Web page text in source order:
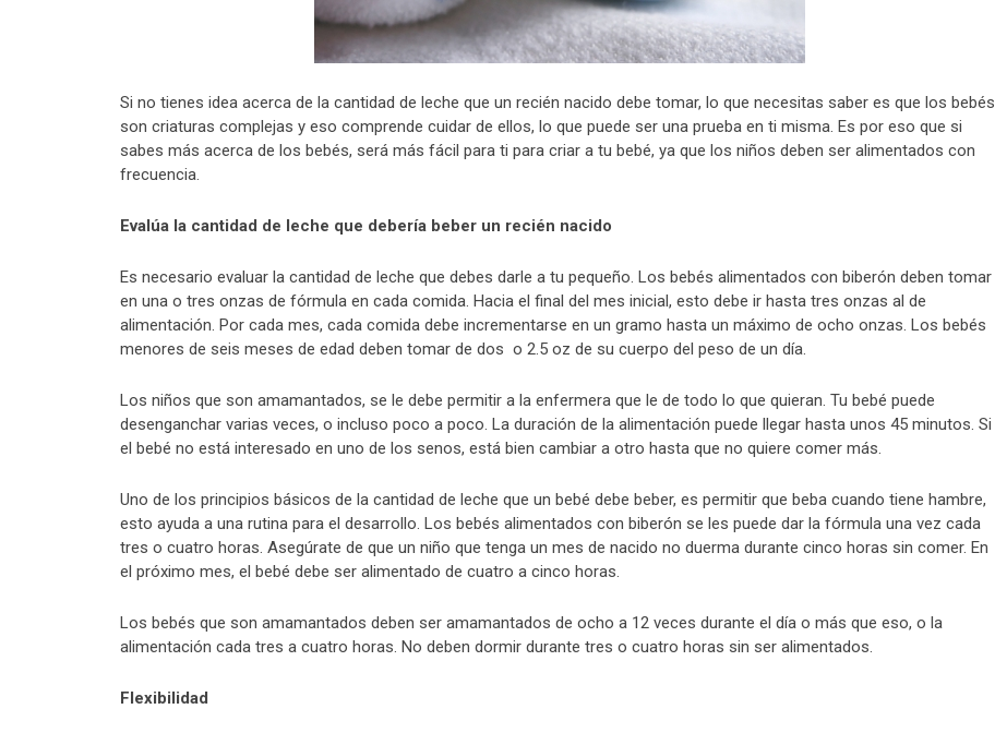
Si no tienes idea acerca de la cantidad de leche que un recién nacido debe tomar, lo que necesitas saber es que los bebés
son criaturas complejas y eso comprende cuidar de ellos, lo que puede ser una prueba en ti misma. Es por eso que si
sabes más acerca de los bebés, será más fácil para ti para criar a tu bebé, ya que los niños deben ser alimentados con
frecuencia.
Evalúa la cantidad de leche que debería beber un recién nacido
Es necesario evaluar la cantidad de leche que debes darle a tu pequeño. Los bebés alimentados con biberón deben tomar
en una o tres onzas de fórmula en cada comida. Hacia el final del mes inicial, esto debe ir hasta tres onzas al de
alimentación. Por cada mes, cada comida debe incrementarse en un gramo hasta un máximo de ocho onzas. Los bebés
menores de seis meses de edad deben tomar de dos o 2.5 oz de su cuerpo del peso de un día.
Los niños que son amamantados, se le debe permitir a la enfermera que le de todo lo que quieran. Tu bebé puede
desenganchar varias veces, o incluso poco a poco. La duración de la alimentación puede llegar hasta unos 45 minutos. Si
el bebé no está interesado en uno de los senos, está bien cambiar a otro hasta que no quiere comer más.
Uno de los principios básicos de la cantidad de leche que un bebé debe beber, es permitir que beba cuando tiene hambre,
esto ayuda a una rutina para el desarrollo. Los bebés alimentados con biberón se les puede dar la fórmula una vez cada
tres o cuatro horas. Asegúrate de que un niño que tenga un mes de nacido no duerma durante cinco horas sin comer. En
el próximo mes, el bebé debe ser alimentado de cuatro a cinco horas.
Los bebés que son amamantados deben ser amamantados de ocho a 12 veces durante el día o más que eso, o la
alimentación cada tres a cuatro horas. No deben dormir durante tres o cuatro horas sin ser alimentados.
Flexibilidad